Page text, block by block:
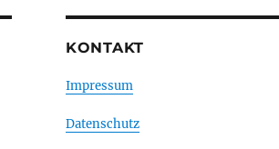
KONTAKT
Impressum
Datenschutz